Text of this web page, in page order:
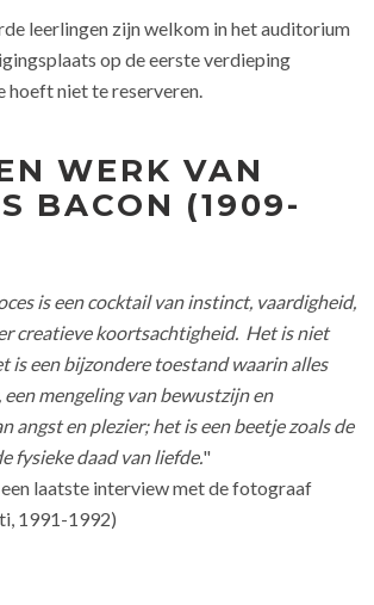
leerlingen zijn welkom in het auditorium
op de eerste verdieping
hoeft niet te reserveren.
WERK VAN
BACON (1909-
is een cocktail van instinct, vaardigheid,
creatieve koortsachtigheid. Het is niet
is een bijzondere toestand waarin alles
een mengeling van bewustzijn en
angst en plezier; het is een beetje zoals de
fysieke daad van liefde."
laatste interview met de fotograaf
1991-1992)